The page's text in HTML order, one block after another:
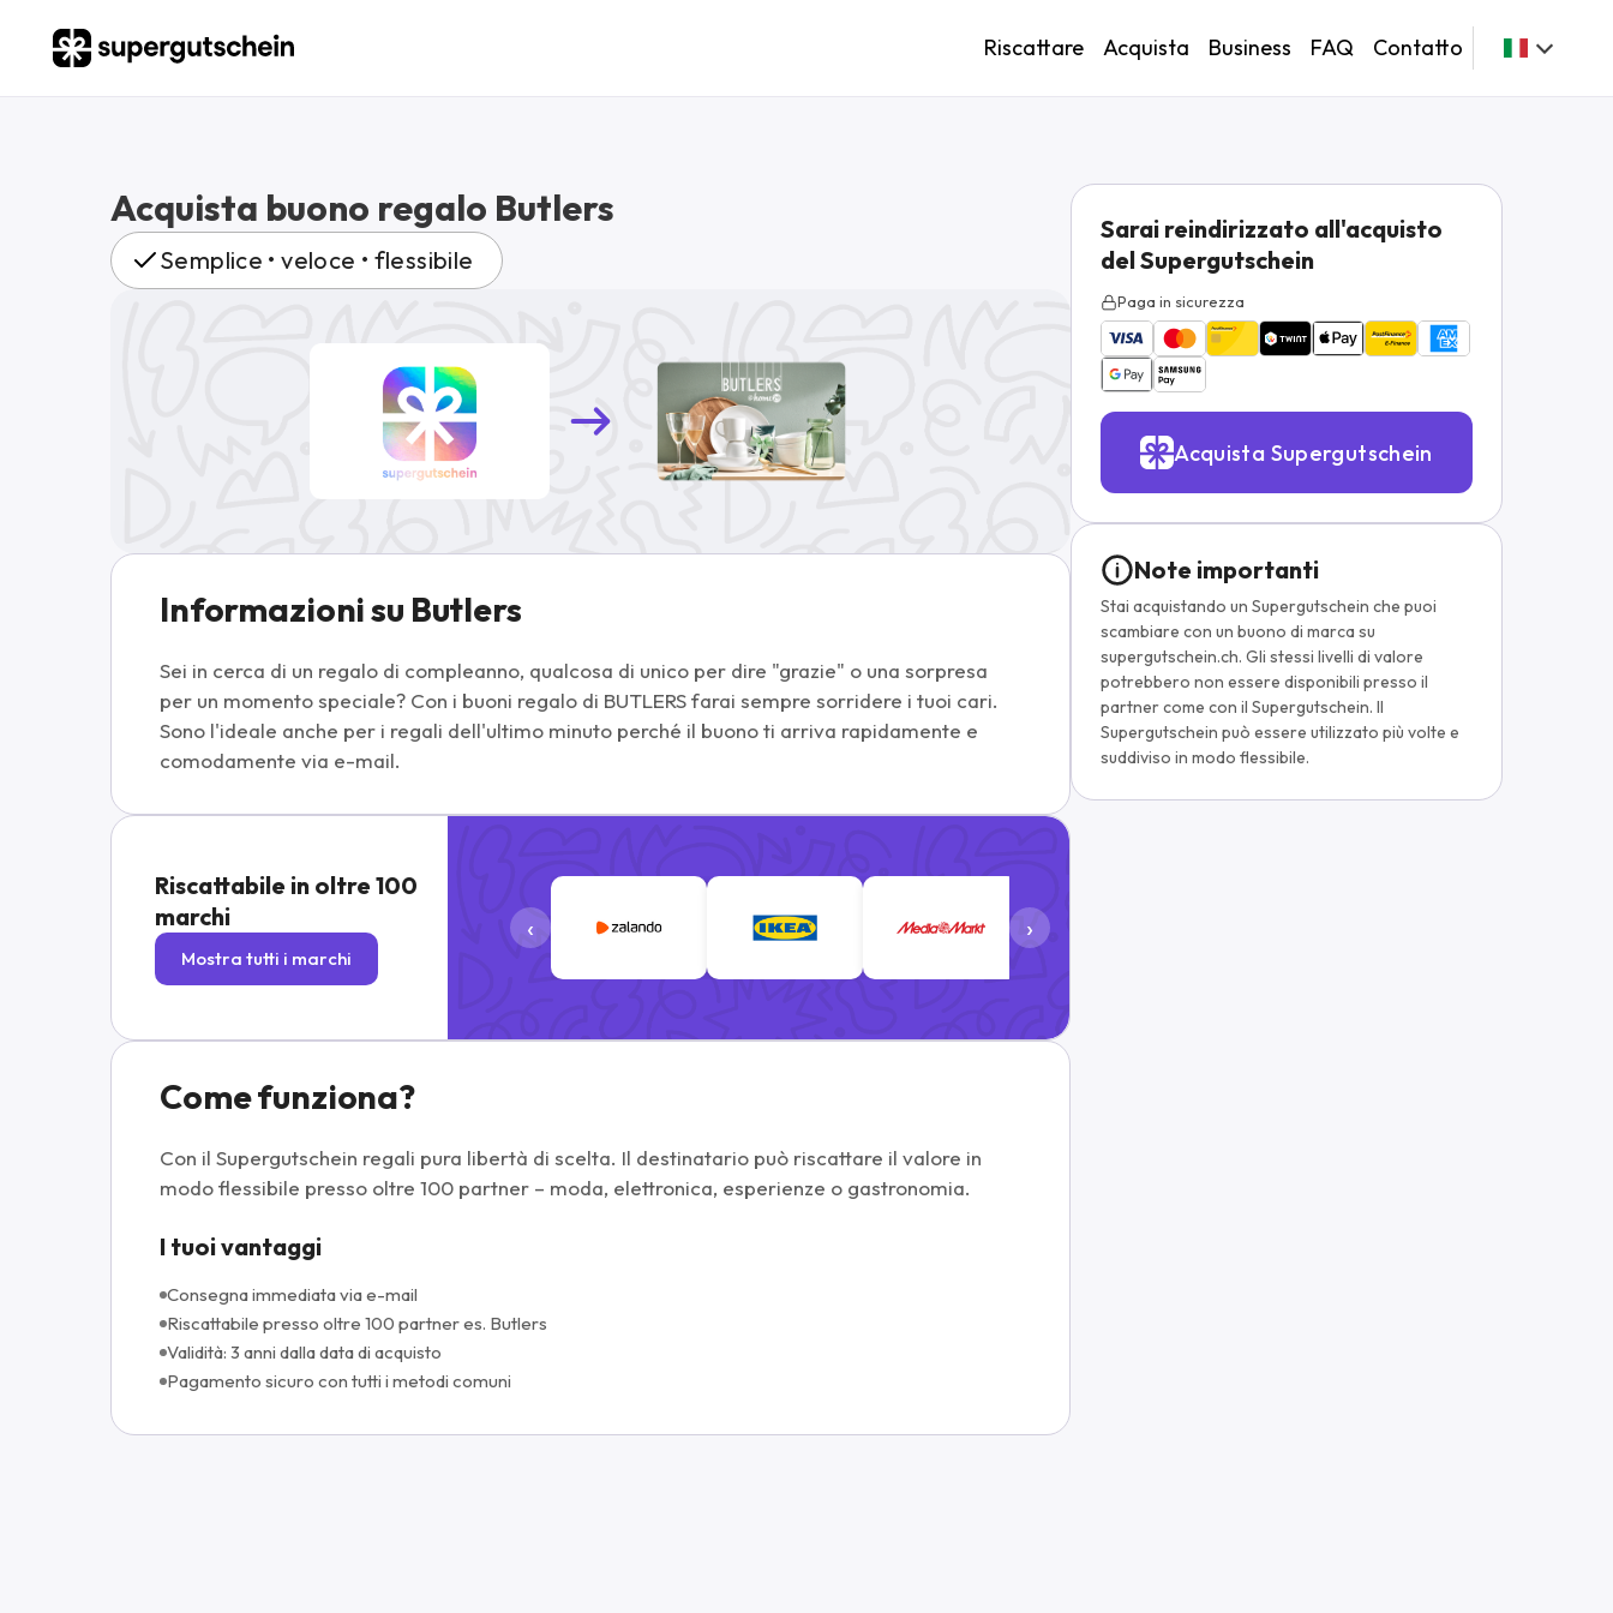
Riscattare Acquista Business FAQ Contatto
Acquista buono regalo Butlers
Semplice • veloce • flessibile
Informazioni su Butlers
Sei in cerca di un regalo di compleanno, qualcosa di unico per dire "grazie" o una sorpresa
per un momento speciale? Con i buoni regalo di BUTLERS farai sempre sorridere i tuoi cari.
Sono l'ideale anche per i regali dell'ultimo minuto perché il buono ti arriva rapidamente e
comodamente via e-mail.
Riscattabile in oltre 100
marchi
Mostra tutti i marchi
‹ ›
Come funziona?
Con il Supergutschein regali pura libertà di scelta. Il destinatario può riscattare il valore in
modo flessibile presso oltre 100 partner – moda, elettronica, esperienze o gastronomia.
I tuoi vantaggi
Consegna immediata via e-mail
Riscattabile presso oltre 100 partner es. Butlers
Validità: 3 anni dalla data di acquisto
Pagamento sicuro con tutti i metodi comuni
Sarai reindirizzato all'acquisto
del Supergutschein
Paga in sicurezza
Acquista Supergutschein
Note importanti
Stai acquistando un Supergutschein che puoi
scambiare con un buono di marca su
supergutschein.ch. Gli stessi livelli di valore
potrebbero non essere disponibili presso il
partner come con il Supergutschein. Il
Supergutschein può essere utilizzato più volte e
suddiviso in modo flessibile.